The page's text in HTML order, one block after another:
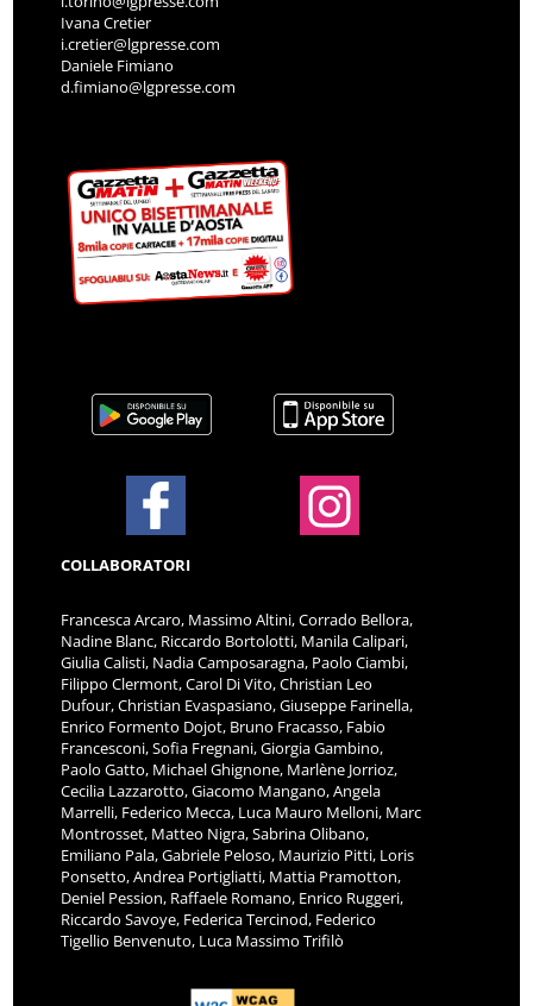
Ivana Cretier
i.cretier@lgpresse.com
Daniele Fimiano
d.fimiano@lgpresse.com
COLLABORATORI
Francesca Arcaro, Massimo Altini, Corrado Bellora,
Nadine Blanc, Riccardo Bortolotti, Manila Calipari,
Giulia Calisti, Nadia Camposaragna, Paolo Ciambi,
Filippo Clermont, Carol Di Vito, Christian Leo
Dufour, Christian Evaspasiano, Giuseppe Farinella,
Enrico Formento Dojot, Bruno Fracasso, Fabio
Francesconi, Sofia Fregnani, Giorgia Gambino,
Paolo Gatto, Michael Ghignone, Marlène Jorrioz,
Cecilia Lazzarotto, Giacomo Mangano, Angela
Marrelli, Federico Mecca, Luca Mauro Melloni, Marc
Montrosset, Matteo Nigra, Sabrina Olibano,
Emiliano Pala, Gabriele Peloso, Maurizio Pitti, Loris
Ponsetto, Andrea Portigliatti, Mattia Pramotton,
Deniel Pession, Raffaele Romano, Enrico Ruggeri,
Riccardo Savoye, Federica Tercinod, Federico
Tigellio Benvenuto, Luca Massimo Trifilò